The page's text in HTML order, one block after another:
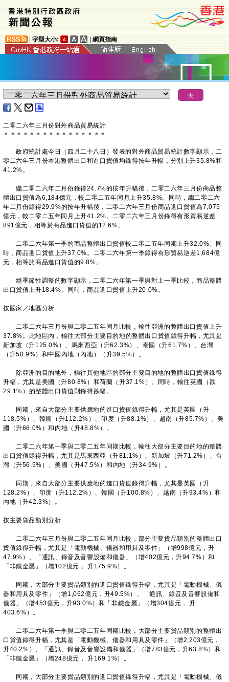
字型大小: 網頁指南
​二零二六年三月份對外商品貿易統計
＊ ＊ ＊ ＊ ＊ ＊ ＊ ＊ ＊ ＊ ＊ ＊ ＊ ＊ ＊ ＊
政府統計處今日（四月二十八日）發表的對外商品貿易統計數字顯示，二
零二六年三月份本港整體出口和進口貨值均錄得按年升幅，分別上升35.8%和
41.2%。
繼二零二六年二月份錄得24.7%的按年升幅後，二零二六年三月份商品整
體出口貨值為6,184億元，較二零二五年同月上升35.8%。同時，繼二零二六
年二月份錄得29.9%的按年升幅後，二零二六年三月份商品進口貨值為7,075
億元，較二零二五年同月上升41.2%。二零二六年三月份錄得有形貿易逆差
891億元，相等於商品進口貨值的12.6%。
二零二六年第一季的商品整體出口貨值較二零二五年同期上升32.0%。同
時，商品進口貨值上升37.0%。二零二六年第一季錄得有形貿易逆差1,684億
元，相等於商品進口貨值的9.8%。
經季節性調整的數字顯示，二零二六年第一季與對上一季比較，商品整體
出口貨值上升18.4%。同時，商品進口貨值上升20.0%。
按國家／地區分析
二零二六年三月份與二零二五年同月比較，輸往亞洲的整體出口貨值上升
37.8%。此地區內，輸往大部分主要目的地的整體出口貨值錄得升幅，尤其是
新加坡（升125.0%）、馬來西亞（升62.3%）、泰國（升61.7%）、台灣
（升50.9%）和中國內地（內地）（升39.5%）。
除亞洲的目的地外，輸往其他地區的部分主要目的地的整體出口貨值錄得
升幅，尤其是美國（升80.8%）和荷蘭（升37.1%）。同時，輸往英國（跌
29.1%）的整體出口貨值則錄得跌幅。
同期，來自大部分主要供應地的進口貨值錄得升幅，尤其是英國（升
118.5%）、韓國（升112.2%）、印度（升88.1%）、越南（升85.7%）、美
國（升66.0%）和內地（升48.8%）。
二零二六年第一季與二零二五年同期比較，輸往大部分主要目的地的整體
出口貨值錄得升幅，尤其是馬來西亞（升81.1%）、新加坡（升71.2%）、台
灣（升56.5%）、美國（升47.5%）和內地（升34.9%）。
同期，來自大部分主要供應地的進口貨值錄得升幅，尤其是英國（升
128.2%）、印度（升112.2%）、韓國（升100.8%）、越南（升93.4%）和
內地（升42.3%）。
按主要貨品類別分析
二零二六年三月份與二零二五年同月比較，部分主要貨品類別的整體出口
貨值錄得升幅，尤其是「電動機械、儀器和用具及零件」（增998億元，升
47.9%）、「通訊、錄音及音響設備和儀器」（增402億元，升94.7%）和
「非鐵金屬」（增102億元， 升175.9%）。
同期，大部分主要貨品類別的進口貨值錄得升幅，尤其是「電動機械、儀
器和用具及零件」（增1,062億元，升49.5%）、「通訊、錄音及音響設備和
儀器」（增453億元，升93.0%）和「非鐵金屬」（增304億元， 升
403.6%）。
二零二六年第一季與二零二五年同期比較，大部分主要貨品類別的整體出
口貨值錄得升幅，尤其是「電動機械、儀器和用具及零件」（增2,203億元，
升40.2%）、「通訊、錄音及音響設備和儀器」（增783億元，升63.8%）和
「非鐵金屬」（增248億元， 升169.1%）。
同期，大部分主要貨品類別的進口貨值錄得升幅，尤其是「電動機械、儀